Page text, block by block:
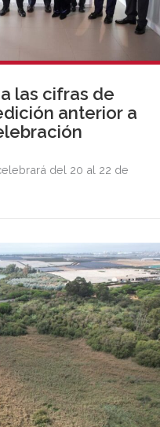
las cifras de
anterior a
del 20 al 22 de